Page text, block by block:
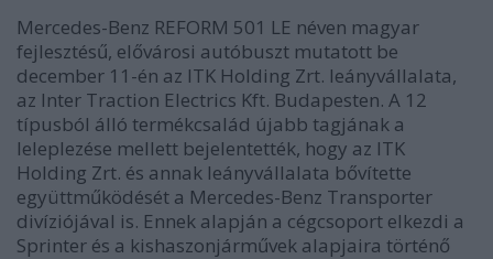
Mercedes-Benz REFORM 501 LE néven magyar
fejlesztésű, elővárosi autóbuszt mutatott be
december 11-én az ITK Holding Zrt. leányvállalata,
az Inter Traction Electrics Kft. Budapesten. A 12
típusból álló termékcsalád újabb tagjának a
leleplezése mellett bejelentették, hogy az ITK
Holding Zrt. és annak leányvállalata bővítette
együttműködését a Mercedes-Benz Transporter
divíziójával is. Ennek alapján a cégcsoport elkezdi a
Sprinter és a kishaszonjárművek alapjaira történő